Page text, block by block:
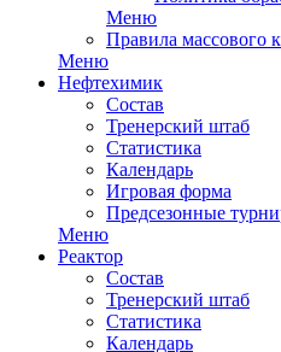
Меню
Правила массового
Меню
Нефтехимик
Состав
Тренерский штаб
Статистика
Календарь
Игровая форма
Предсезонные
Меню
Реактор
Состав
Тренерский штаб
Статистика
Календарь